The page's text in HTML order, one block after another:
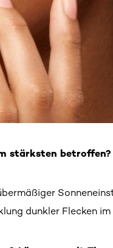
stärksten betroffen?
dunkler Flecken im